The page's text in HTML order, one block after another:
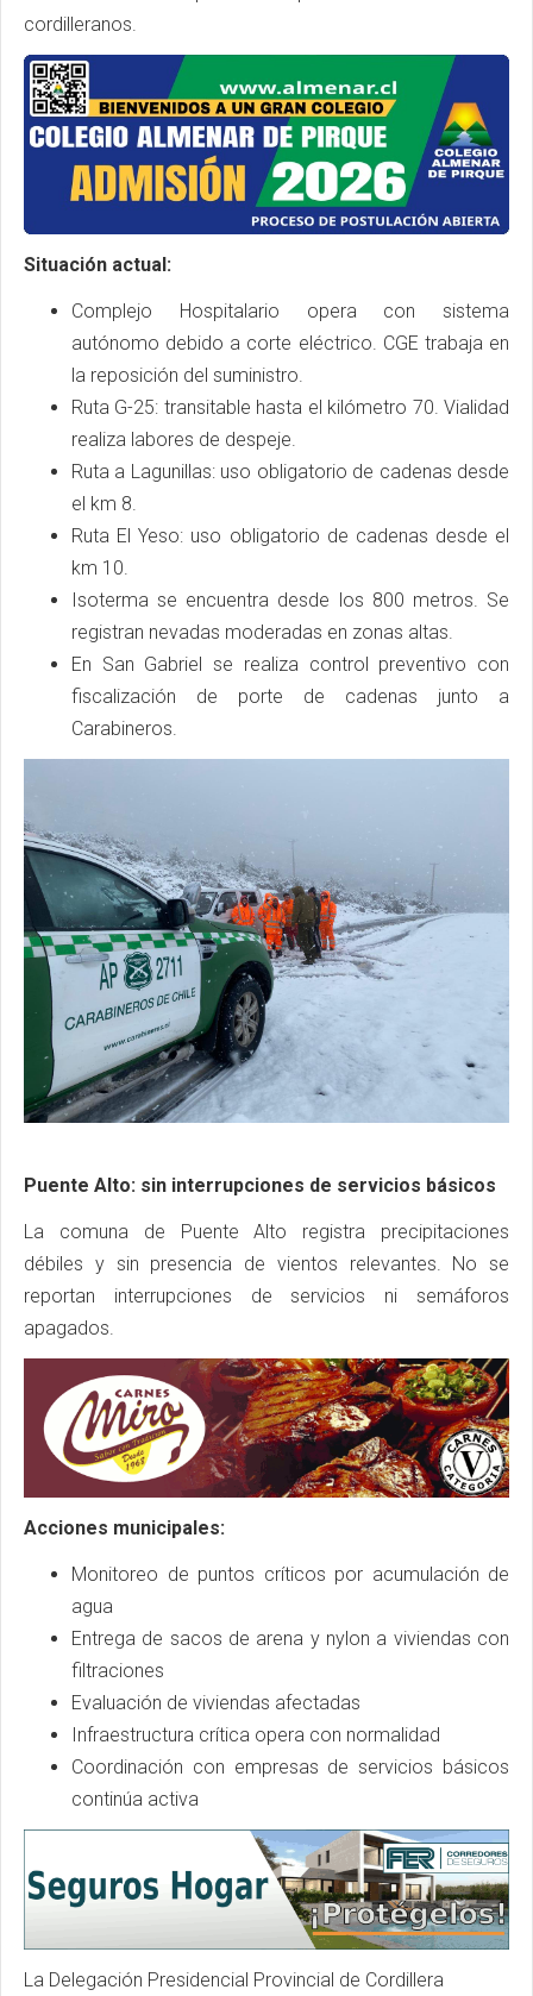
cordilleranos.
Situación actual:
Complejo Hospitalario opera con sistema
autónomo debido a corte eléctrico. CGE trabaja en
la reposición del suministro.
Ruta G-25: transitable hasta el kilómetro 70. Vialidad
realiza labores de despeje.
Ruta a Lagunillas: uso obligatorio de cadenas desde
el km 8.
Ruta El Yeso: uso obligatorio de cadenas desde el
km 10.
Isoterma se encuentra desde los 800 metros. Se
registran nevadas moderadas en zonas altas.
En San Gabriel se realiza control preventivo con
fiscalización de porte de cadenas junto a
Carabineros.
Puente Alto: sin interrupciones de servicios básicos
La comuna de Puente Alto registra precipitaciones
débiles y sin presencia de vientos relevantes. No se
reportan interrupciones de servicios ni semáforos
apagados.
Acciones municipales:
Monitoreo de puntos críticos por acumulación de
agua
Entrega de sacos de arena y nylon a viviendas con
filtraciones
Evaluación de viviendas afectadas
Infraestructura crítica opera con normalidad
Coordinación con empresas de servicios básicos
continúa activa
La Delegación Presidencial Provincial de Cordillera